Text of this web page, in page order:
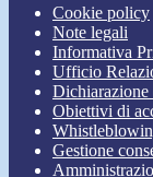
Cookie policy
Note legali
Informativa
Ufficio
Dichiarazione
Obiettivi di
Gestione